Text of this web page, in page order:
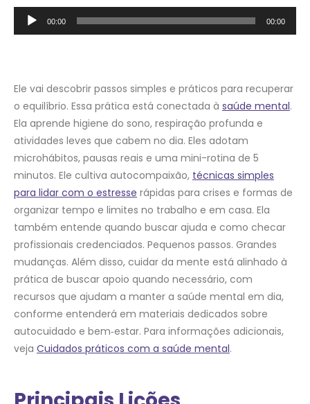
Tocador
de
00:00 00:00
Ele vai descobrir passos simples e práticos para recuperar
o equilíbrio. Essa prática está conectada à saúde mental.
Ela aprende higiene do sono, respiração profunda e
atividades leves que cabem no dia. Eles adotam
microhábitos, pausas reais e uma mini-rotina de 5
minutos. Ele cultiva autocompaixão, técnicas simples
para lidar com o estresse rápidas para crises e formas de
organizar tempo e limites no trabalho e em casa. Ela
também entende quando buscar ajuda e como checar
profissionais credenciados. Pequenos passos. Grandes
mudanças. Além disso, cuidar da mente está alinhado à
prática de buscar apoio quando necessário, com
recursos que ajudam a manter a saúde mental em dia,
conforme entenderá em materiais dedicados sobre
autocuidado e bem‑estar. Para informações adicionais,
veja Cuidados práticos com a saúde mental.